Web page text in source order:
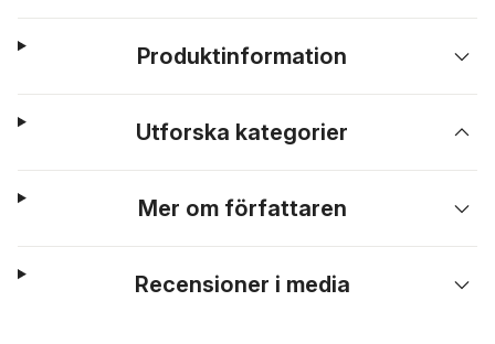
Produktinformation
Utforska kategorier
Mer om författaren
Recensioner i media